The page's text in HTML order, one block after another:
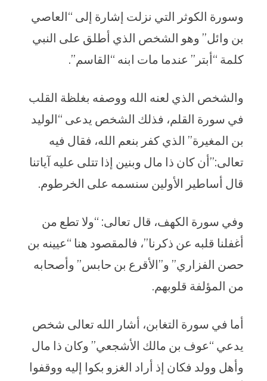
وسورة الكوثر التي نزلت إشارة إلى “العاصي
بن وائل” وهو الشخص الذي أطلق على النبي
كلمة “أبتر” عندما مات ابنه “القاسم”.
والشخص الذي لعنه الله ووصفه بغلظة القلب
في سورة القلم، فذلك الشخص يدعى “الوليد
بن المغيرة” الذي كفر بنعم الله، فقال فيه
تعالى:”أن كان ذا مال وبنين إذا تتلى عليه آياتنا
قال أساطير الأولين سنسمه على الخرطوم.
وفي سورة الكهف، قال تعالى: “ولا تطع من
أغفلنا قلبه عن ذكرنا”، فالمقصود هنا “عيينه بن
حصن الفزاري” و”الأقرع بن حابس” وأصحابه
من المؤلفة قلوبهم.
أما في سورة التغابن، أشار الله تعالى شخص
يدعي “عوف بن مالك الأشجعي” وكان ذا مال
وأهل وولد فكان إذ أراد الغزو بكوا إليه ووقفوا